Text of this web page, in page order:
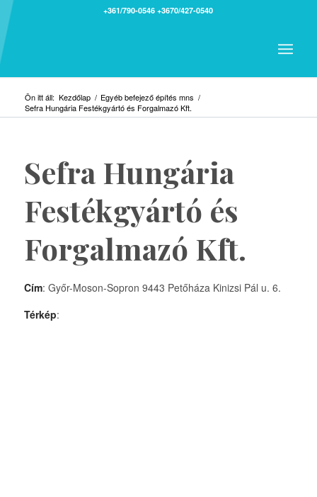
+361/790-0546 +3670/427-0540
Ön itt áll: Kezdőlap / Egyéb befejező építés mns /
Sefra Hungária Festékgyártó és Forgalmazó Kft.
Sefra Hungária
Festékgyártó és
Forgalmazó Kft.
Cím: Győr-Moson-Sopron 9443 Petőháza Kinizsi Pál u. 6.
Térkép: